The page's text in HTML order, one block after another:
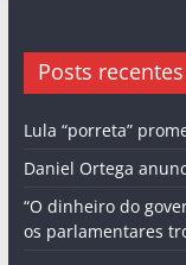
Posts recentes
Lula “porreta”
Daniel Ortega
“O dinheiro do
os parlamentares